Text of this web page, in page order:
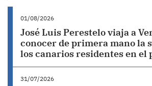
01/08/2026
José Luis Perestelo viaja a
conocer de primera mano la
los canarios residentes en el
31/07/2026